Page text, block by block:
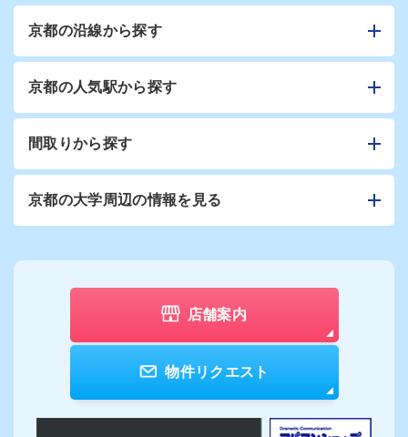
京都の沿線から探す
京都の人気駅から探す
間取りから探す
京都の大学周辺の情報を見る
店舗案内
物件リクエスト